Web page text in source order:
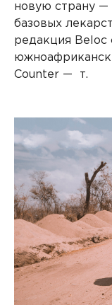
новую страну —
базовых
редакция Beloc
Counter — т.